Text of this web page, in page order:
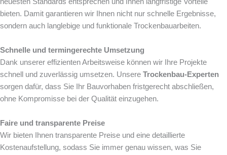
bieten. Damit garantieren wir Ihnen nicht nur schnelle Ergebnisse,
sondern auch langlebige und funktionale Trockenbauarbeiten.
Schnelle und termingerechte Umsetzung
Dank unserer effizienten Arbeitsweise können wir Ihre Projekte
schnell und zuverlässig umsetzen. Unsere Trockenbau-Experten
sorgen dafür, dass Sie Ihr Bauvorhaben fristgerecht abschließen,
ohne Kompromisse bei der Qualität einzugehen.
Faire und transparente Preise
Wir bieten Ihnen transparente Preise und eine detaillierte
Kostenaufstellung, sodass Sie immer genau wissen, was Sie